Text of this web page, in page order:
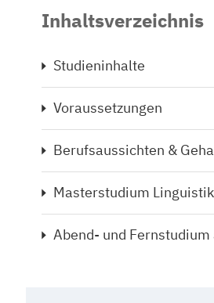
Inhaltsverzeichnis
Studieninhalte
Voraussetzungen
Berufsaussichten &
Masterstudium Linguistik
Abend- und